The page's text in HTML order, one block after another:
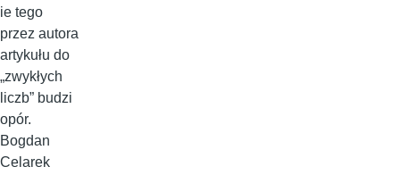
ie tego
przez autora
artykułu do
„zwykłych
liczb” budzi
opór.
Bogdan
Celarek